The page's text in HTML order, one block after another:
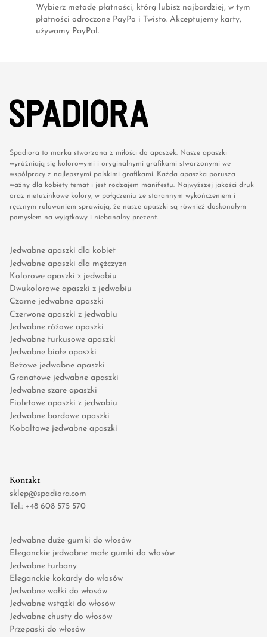
Wybierz metodę płatności, którą lubisz najbardziej, w tym
płatności odroczone PayPo i Twisto. Akceptujemy karty,
używamy PayPal.
Spadiora to marka stworzona z miłości do apaszek. Nasze apaszki
wyróżniają się kolorowymi i oryginalnymi grafikami stworzonymi we
współpracy z najlepszymi polskimi grafikami. Każda apaszka porusza
ważny dla kobiety temat i jest rodzajem manifestu. Najwyższej jakości druk
oraz nietuzinkowe kolory, w połączeniu ze starannym wykończeniem i
ręcznym rolowaniem sprawiają, że nasze apaszki są również doskonałym
pomysłem na wyjątkowy i niebanalny prezent.
Jedwabne apaszki dla kobiet
Jedwabne apaszki dla mężczyzn
Kolorowe apaszki z jedwabiu
Dwukolorowe apaszki z jedwabiu
Czarne jedwabne apaszki
Czerwone apaszki z jedwabiu
Jedwabne różowe apaszki
Jedwabne turkusowe apaszki
Jedwabne białe apaszki
Beżowe jedwabne apaszki
Granatowe jedwabne apaszki
Jedwabne szare apaszki
Fioletowe apaszki z jedwabiu
Jedwabne bordowe apaszki
Kobaltowe jedwabne apaszki
Kontakt
sklep@spadiora.com
Tel.: +48 608 575 570
Jedwabne duże gumki do włosów
Eleganckie jedwabne małe gumki do włosów
Jedwabne turbany
Eleganckie kokardy do włosów
Jedwabne wałki do włosów
Jedwabne wstążki do włosów
Jedwabne chusty do włosów
Przepaski do włosów